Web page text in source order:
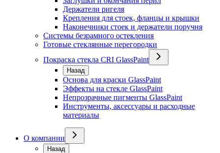
Держатели ригеля
Крепления для стоек, фланцы и крышки
Наконечники стоек и держатели поручня
Системы безрамного остекления
Готовые стеклянные перегородки
Покраска стекла CRI GlassPaint
Назад
Основа для краски GlassPaint
Эффекты на стекле GlassPaint
Непрозрачные пигменты GlassPaint
Инструменты, аксессуары и расходные
материалы
О компании
Назад